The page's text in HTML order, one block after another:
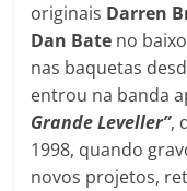
originais Darren
Dan Bate no
nas baquetas
entrou na banda
Grande Leveller”,
1998, quando
novos projetos,